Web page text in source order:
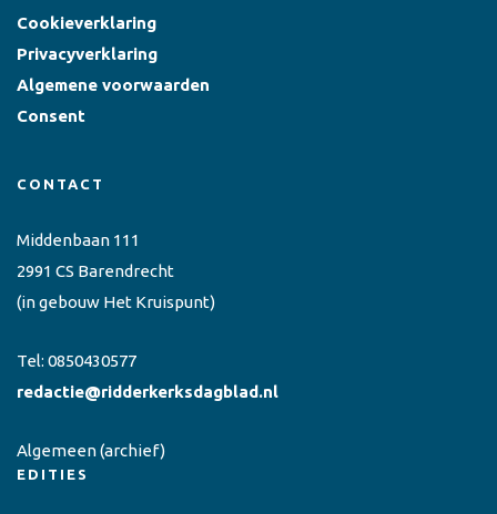
Cookieverklaring
Privacyverklaring
Algemene voorwaarden
Consent
CONTACT
Middenbaan 111
2991 CS Barendrecht
(in gebouw Het Kruispunt)
Tel: 0850430577
redactie@ridderkerksdagblad.nl
Algemeen(archief)
EDITIES